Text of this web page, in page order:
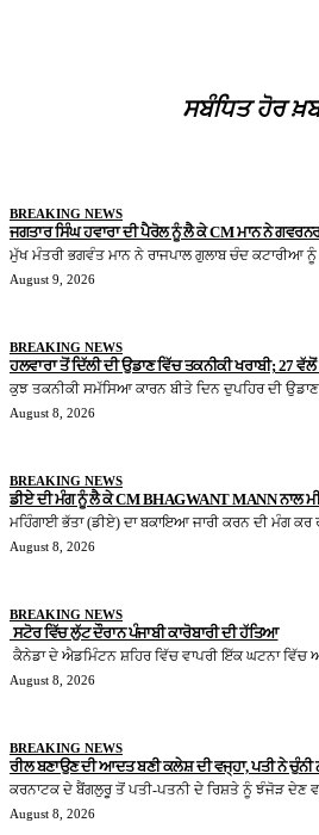
ਸਬੰਧਿਤ ਹੋਰ
BREAKING NEWS
ਜਗਤਾਰ ਸਿੰਘ ਹਵਾਰਾ ਦੀ ਪੈਰੋਲ ਨੂੰ ਲੈ ਕੇ CM ਮਾਨ ਨੇ
ਮੁੱਖ ਮੰਤਰੀ ਭਗਵੰਤ ਮਾਨ ਨੇ ਰਾਜਪਾਲ ਗੁਲਾਬ ਚੰਦ ਕਟਾਰੀਆ
August 9, 2026
BREAKING NEWS
ਹਲਵਾਰਾ ਤੋਂ ਦਿੱਲੀ ਦੀ ਉਡਾਣ ਵਿੱਚ ਤਕਨੀਕੀ ਖਰਾਬੀ; 27
ਕੁਝ ਤਕਨੀਕੀ ਸਮੱਸਿਆ ਕਾਰਨ ਬੀਤੇ ਦਿਨ ਦੁਪਹਿਰ ਦੀ
August 8, 2026
BREAKING NEWS
ਡੀਏ ਦੀ ਮੰਗ ਨੂੰ ਲੈ ਕੇ CM BHAGWANT MANN ਨਾਲ
ਮਹਿੰਗਾਈ ਭੱਤਾ (ਡੀਏ) ਦਾ ਬਕਾਇਆ ਜਾਰੀ ਕਰਨ ਦੀ ਮੰਗ ਕਰ
August 8, 2026
BREAKING NEWS
ਸਟੋਰ ਵਿੱਚ ਲੁੱਟ ਦੌਰਾਨ ਪੰਜਾਬੀ ਕਾਰੋਬਾਰੀ ਦੀ ਹੱਤਿਆ
ਕੈਨੇਡਾ ਦੇ ਐਡਮਿੰਟਨ ਸ਼ਹਿਰ ਵਿੱਚ ਵਾਪਰੀ ਇੱਕ ਘਟਨਾ ਵਿੱਚ
August 8, 2026
BREAKING NEWS
ਰੀਲ ਬਣਾਉਣ ਦੀ ਆਦਤ ਬਣੀ ਕਲੇਸ਼ ਦੀ ਵਜ੍ਹਾ, ਪਤੀ ਨੇ
ਕਰਨਾਟਕ ਦੇ ਬੈਂਗਲੁਰੂ ਤੋਂ ਪਤੀ-ਪਤਨੀ ਦੇ ਰਿਸ਼ਤੇ ਨੂੰ ਝੰਜੋੜ ਦੇਣ
August 8, 2026